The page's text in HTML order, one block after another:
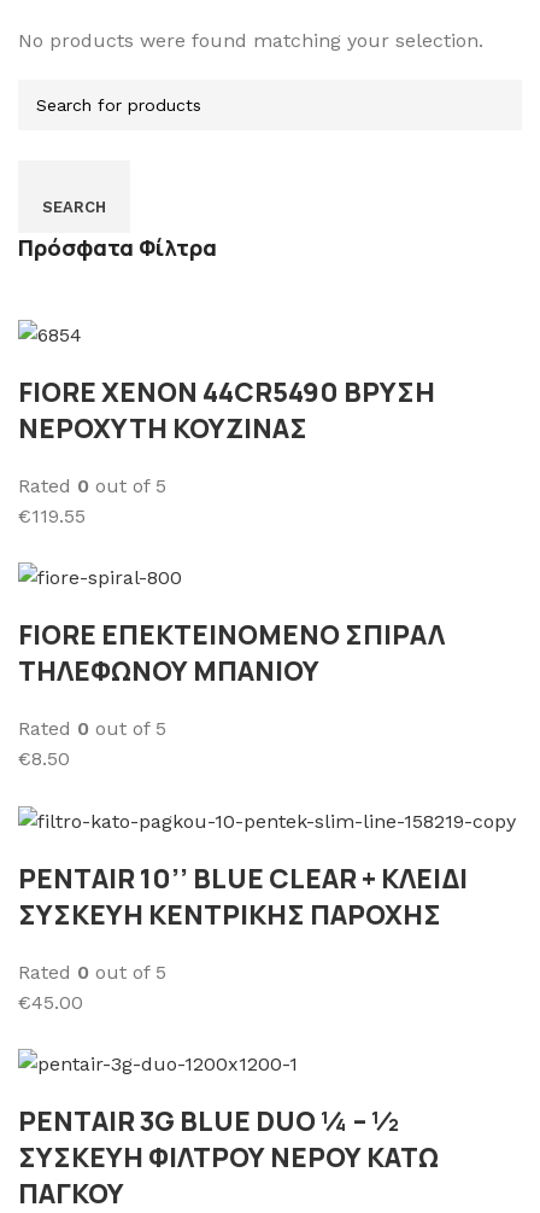
No products were found matching your selection.
SEARCH
Πρόσφατα Φίλτρα
FIORE XENON 44CR5490 ΒΡΥΣΗ
ΝΕΡΟΧΥΤΗ ΚΟΥΖΙΝΑΣ
Rated 0 out of 5
€119.55
FΙORE ΕΠΕΚΤΕΙΝΟΜΕΝΟ ΣΠΙΡΑΛ
ΤΗΛΕΦΩΝΟΥ ΜΠΑΝΙΟΥ
Rated 0 out of 5
€8.50
PENTAIR 10’’ BLUE CLEAR + ΚΛΕΙΔΙ
ΣΥΣΚΕΥΗ ΚΕΝΤΡΙΚΗΣ ΠΑΡΟΧΗΣ
Rated 0 out of 5
€45.00
PENTAIR 3G BLUE DUO ¼ – ½
ΣΥΣΚΕΥΗ ΦΙΛΤΡΟΥ ΝΕΡΟΥ ΚΑΤΩ
ΠΑΓΚΟΥ